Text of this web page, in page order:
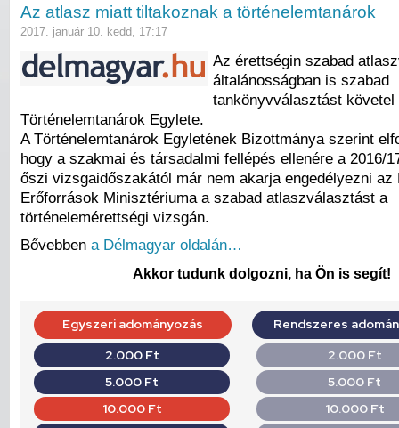
Az atlasz miatt tiltakoznak a történelemtanárok
2017. január 10. kedd, 17:17
Az érettségin szabad
általánosságban is szabad
tankönyvválasztást követel
Történelemtanárok Egylete.
A Történelemtanárok Egyletének Bizottmánya szerint
hogy a szakmai és társadalmi fellépés ellenére a 2016/
őszi vizsgaidőszakától már nem akarja engedélyezni az
Erőforrások Minisztériuma a szabad atlaszválasztást a
történelemérettségi vizsgán.
Bővebben a Délmagyar oldalán…
Akkor tudunk dolgozni, ha Ön is segít!